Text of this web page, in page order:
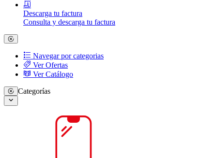
Descarga tu factura
Consulta y descarga tu factura
Navegar por categorias
Ver Ofertas
Ver Catálogo
Categorías